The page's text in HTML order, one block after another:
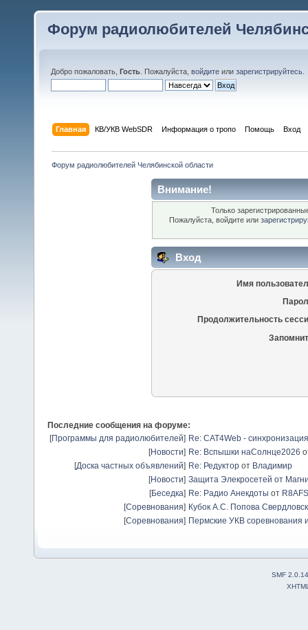
Форум радиолюбителей
Добро пожаловать, Гость . Пожалуйста, войдите или зарегистрируйтесь
Главная КВ/УКВ WebSDR Информация о тропо Помощь Вход
Форум радиолюбителей Челябинской области
Внимание!
Только
Пожалуйста, войдите или
Вход
Имя
Продолжительность
Последние сообщения на форуме:
[Программы для радиолюбителей] Re: CAT4Web -
[Новости] Re: Вспышки наСолнце2026
[Доска частных объявлений] Re: Редуктор от Владимир
[Новости] Защита Элекросетей от
[Беседка] Re: Радио Анекдоты от R8AFS
[Соревнования] Кубок А.С. Попова
[Соревнования] Пермские УКВ соревнования
SMF 2.0.14